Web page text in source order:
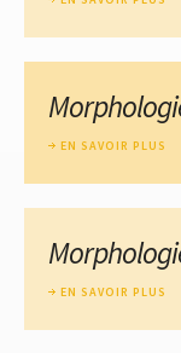
EN SAVOIR PLUS
EN SAVOIR PLUS